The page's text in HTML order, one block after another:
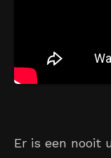
Er is een nooit